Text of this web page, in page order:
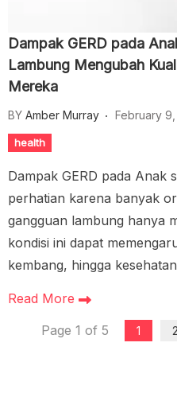
Dampak GERD pada
Lambung Mengubah
Mereka
BY Amber Murray February
health
Dampak GERD pada Anak
perhatian karena banyak
gangguan lambung hanya
kondisi ini dapat
kembang, hingga
Read More
Page 1 of 5
1 2